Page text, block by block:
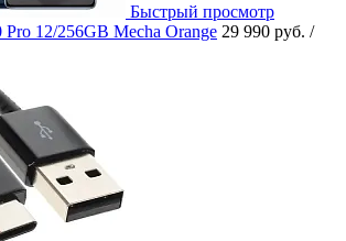
Быстрый просмотр
12/256GB Mecha Orange 29 990 руб. /